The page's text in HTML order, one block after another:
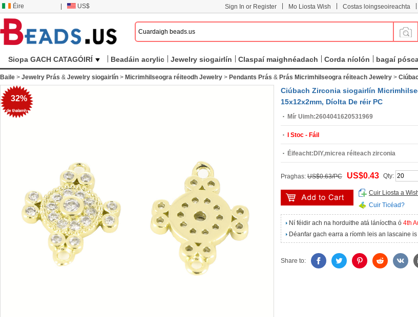
Éire US$ Sign In or Register Mo Liosta Wish Costas loingseoireachta
Siopa GACH CATAGÓIRÍ Beadáin acrylic Jewelry siogairlín Claspaí maighnéadach Corda níolón bagaí
Baile > Jewelry Prás & Jewelry siogairlín > Micrimhilseogra réiteodh Jewelry > Pendants Prás & Prás Micrimhilseogra réiteach Jewelry >
32%
Ciúbach Zirconia siogairlín
15x12x2mm, Díolta De réir PC
Mír Uimh:2604041620531969
I Stoc - Fáil
Éifeacht: DIY,micrea réiteach zirconia
Praghas: US$0.63/PC US$0.43 Qty:
Cuir Liosta a
Cuir Ticéad?
Ní féidir ach na horduithe atá láníoctha ó 4th
Déanfar gach earra a ríomh leis an lascaine
Share to: